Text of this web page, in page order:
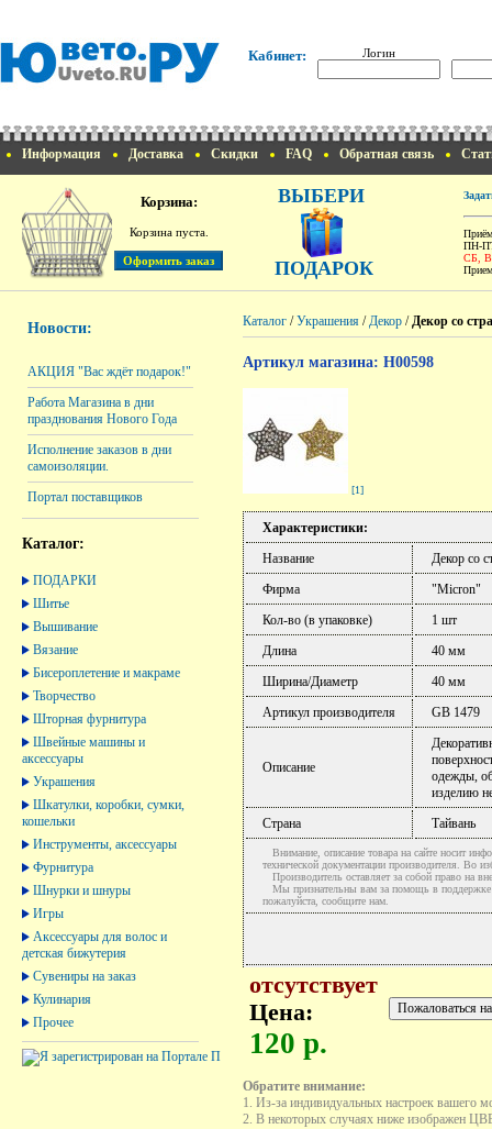
Кабинет: Логин
Информация Доставка Скидки FAQ Обратная связь
Корзина:
Корзина пуста.
ВЫБЕРИ
ПОДАРОК
ПН-
СБ,
Новости:
АКЦИЯ "Вас ждёт подарок!"
Работа Магазина в дни
празднования Нового Года
Исполнение заказов в дни
самоизоляции.
Портал поставщиков
Каталог:
ПОДАРКИ
Шитье
Вышивание
Вязание
Бисероплетение и макраме
Творчество
Шторная фурнитура
Швейные машины и
аксессуары
Украшения
Шкатулки, коробки, сумки,
кошельки
Инструменты, аксессуары
Фурнитура
Шнурки и шнуры
Игры
Аксессуары для волос и
детская бижутерия
Сувениры на заказ
Кулинария
Прочее
Каталог /Украшения /Декор /Декор со
Артикул магазина: H00598
[1]
Характеристики:
Название
Декор со
Фирма
"Micron"
Кол-во (в упаковке)
1 шт
Длина
40 мм
Ширина/Диаметр
40 мм
Артикул производителя
GB 1479
Описание
одежды,
изделию
Страна
Тайвань
Внимание, описание товара на сайте носит
технической документации производителя. Во
Производитель оставляет за собой право на
Мы признательны вам за помощь в поддержке
пожалуйста, сообщите нам.
отсутствует
Цена:
120 р.
Обратите внимание:
1. Из-за индивидуальных настроек вашего
2. В некоторых случаях ниже изображен